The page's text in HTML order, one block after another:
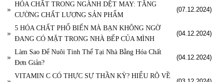
HÓA CHẤT TRONG NGÀNH DỆT MAY: TĂNG
CƯỜNG CHẤT LƯỢNG SẢN PHẨM
(07.12.2024)
5 HÓA CHẤT PHỔ BIẾN MÀ BẠN KHÔNG NGỜ
ĐANG CÓ MẶT TRONG NHÀ BẾP CỦA MÌNH
(04.12.2024)
Làm Sao Để Nuôi Tinh Thể Tại Nhà Bằng Hóa Chất
Đơn Giản?
(04.12.2024)
VITAMIN C CÓ THỰC SỰ THẦN KỲ? HIỂU RÕ VỀ